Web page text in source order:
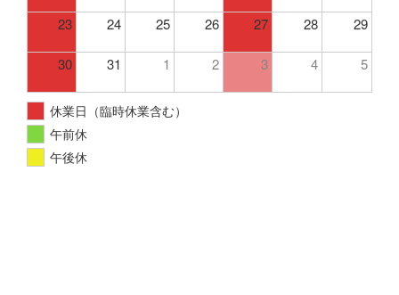
23 24 25 26 27 28 29
30 31 1 2 3 4 5
休業日（臨時休業含む）
午前休
午後休